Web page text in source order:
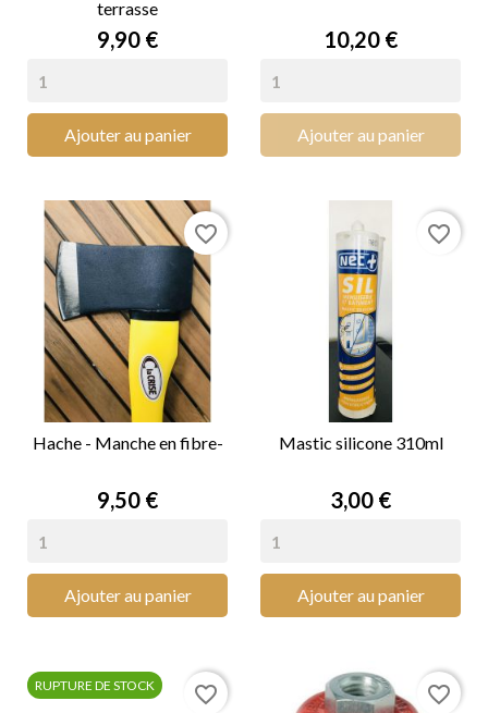
terrasse
Prix
9,90 €
Ajouter au panier
Prix
10,20 €
Ajouter au panier
Hache - Manche en fibre-
Prix
9,50 €
Ajouter au panier
favorite_border
Mastic silicone 310ml
Prix
3,00 €
Ajouter au panier
favorite_border
RUPTURE DE STOCK favorite_border favorite_border